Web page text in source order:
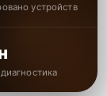
устройств